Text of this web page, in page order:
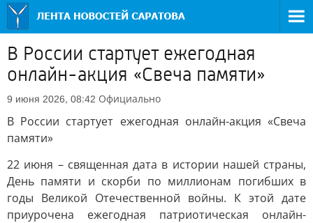
В России стартует ежегодная
онлайн-акция «Свеча памяти»
9 июня 2026, 08:42 Официально
В России стартует ежегодная онлайн-акция «Свеча
памяти»
22 июня – священная дата в истории нашей страны,
День памяти и скорби по миллионам погибших в
годы Великой Отечественной войны. К этой дате
приурочена ежегодная патриотическая онлайн-